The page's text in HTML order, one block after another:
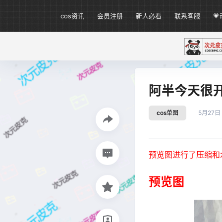
cos资讯 会员注册 新人必看 联系客服 💗
阿半今天很
cos单图 5月27日
预览图进行了压缩
预览图